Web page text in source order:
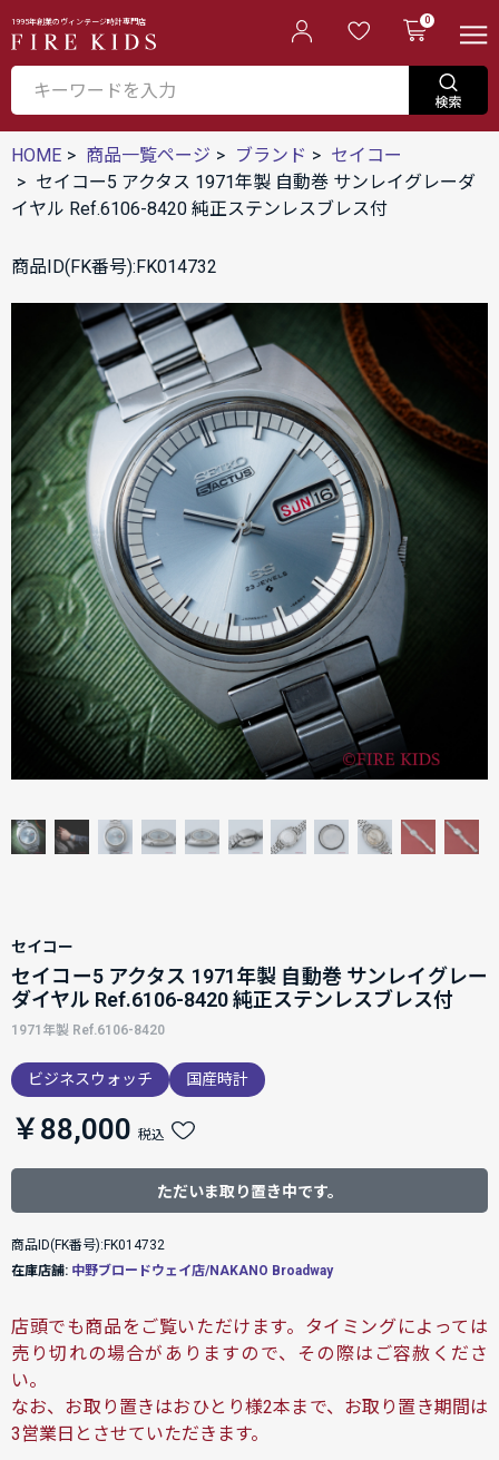
1995年創業のヴィンテージ時計専門店 0
HOME 商品一覧ページ ブランド
セイコー
セイコー5 アクタス 1971年製 自動巻 サンレイグレーダ
イヤル Ref.6106-8420 純正ステンレスブレス付
商品ID(FK番号):FK014732
セイコー
セイコー5 アクタス 1971年製 自動巻 サンレイグレー
ダイヤル Ref.6106-8420 純正ステンレスブレス付
1971年製 Ref.6106-8420
ビジネスウォッチ 国産時計
￥88,000 税込
ただいま取り置き中です。
商品ID(FK番号):FK014732
在庫店舗: 中野ブロードウェイ店/NAKANO Broadway
店頭でも商品をご覧いただけます。タイミングによっては
売り切れの場合がありますので、その際はご容赦くださ
い。
なお、お取り置きはおひとり様2本まで、お取り置き期間は
3営業日とさせていただきます。